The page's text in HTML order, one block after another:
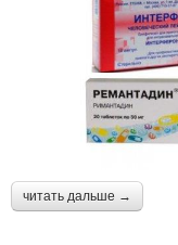
читать дальше →